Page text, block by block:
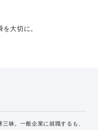
大切に。
昧。一般企業に就職するも、